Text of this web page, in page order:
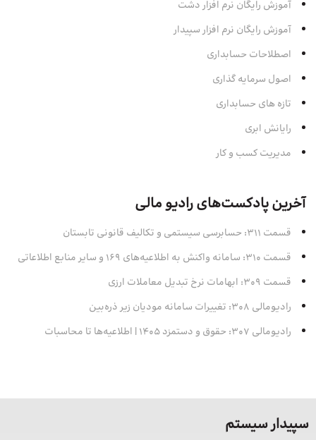
آموزش رایگان نرم افزار دشت
آموزش رایگان نرم افزار سپیدار
اصطلاحات حسابداری
اصول سرمایه‌ گذاری
تازه های حسابداری
رایانش ابری
مدیریت کسب و کار
آخرین پادکست‌های رادیو مالی
قسمت 311: حسابرسی سیستمی و تکالیف قانونی تابستان
قسمت 310: سامانه واکنش به اطلاعیه‌های 169 و سایر منابع اطلاعاتی
قسمت 309: ابهامات نرخ تبدیل معاملات ارزی
رادیومالی 308: تغییرات سامانه مودیان زیر ذره‌بین
رادیومالی 307: حقوق و دستمزد 1405 | اطلاعیه‌ها تا محاسبات
سپیدار سیستم